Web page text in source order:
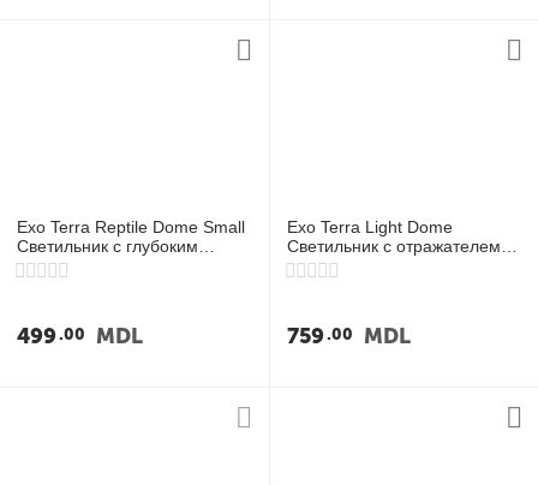
Exo Terra Reptile Dome Small
Светильник с глубоким
отражателем Ø15 см
499 00 MDL
Exo Terra Light Dome
Светильник с отражателем
Ø14 см
759 00 MDL